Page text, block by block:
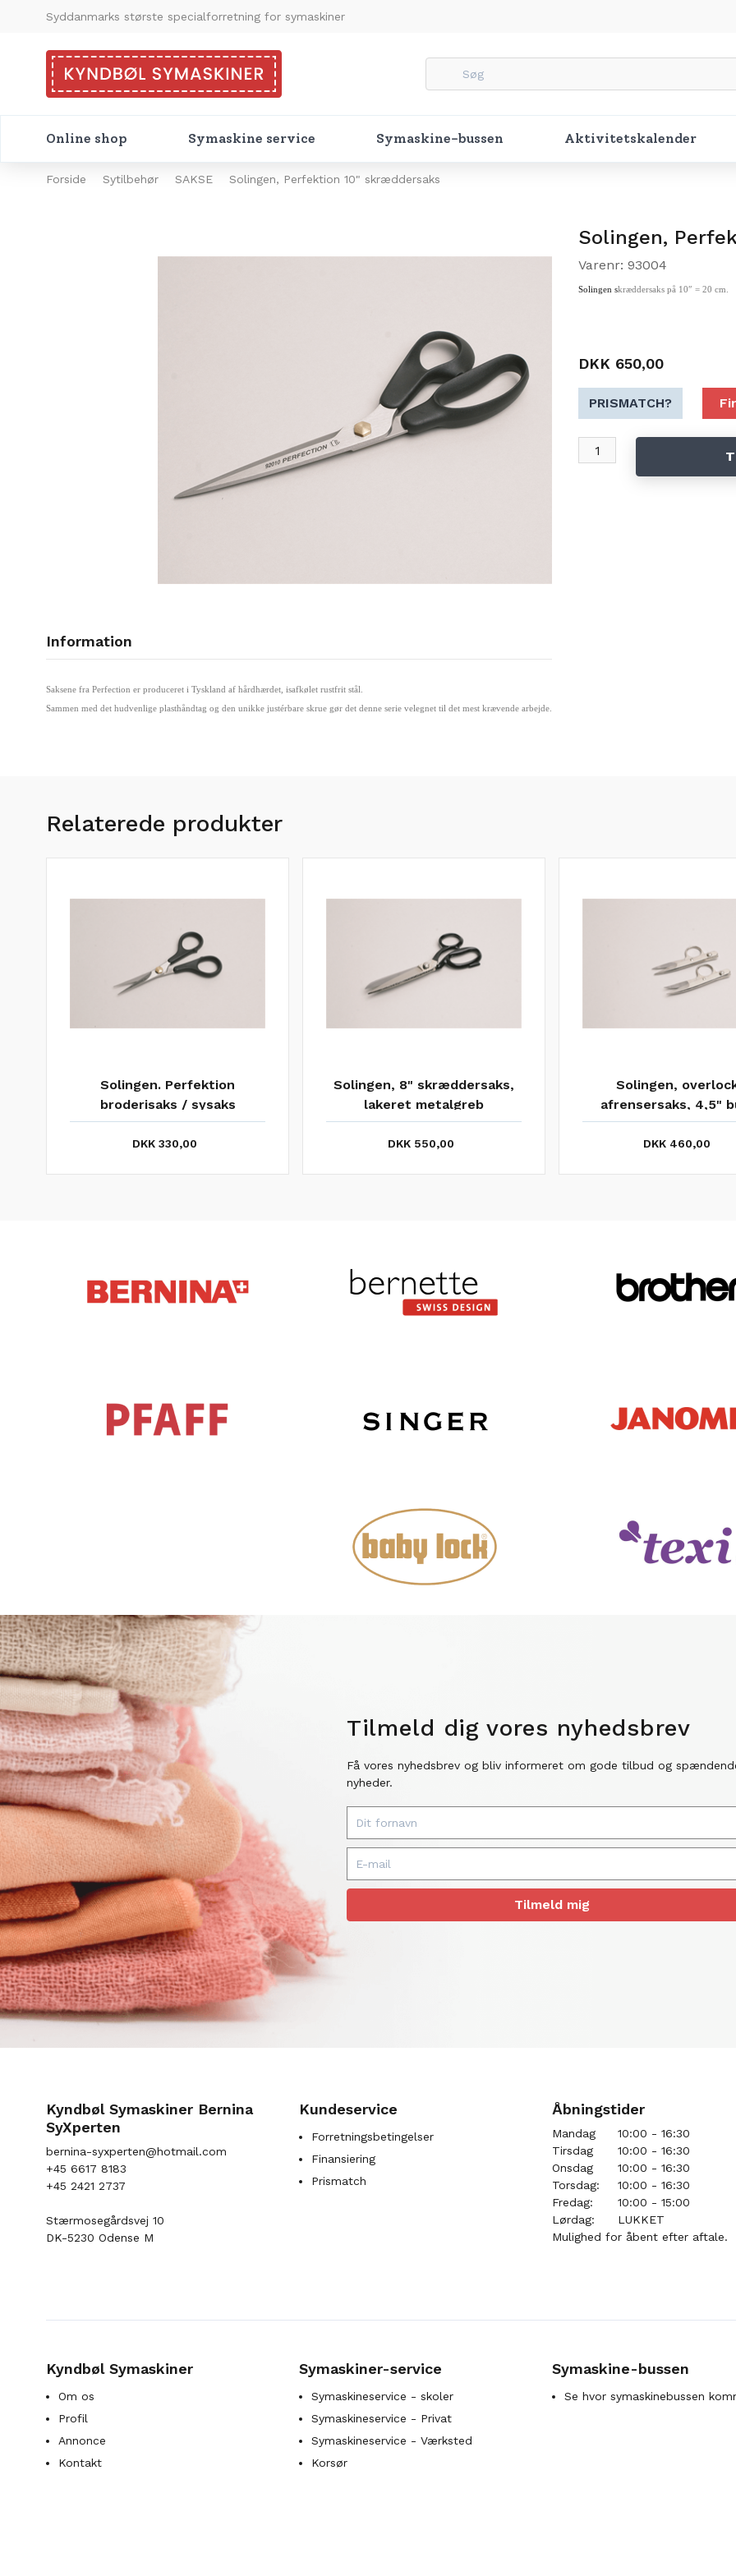
Syddanmarks største specialforretning for symaskiner
Online shop Symaskine service Symaskine-bussen Aktivitetskalender
Forside Sytilbehør SAKSE Solingen, Perfektion 10" skræddersaks
Solingen,
Varenr: 93004
Solingen skræddersaks på 10″ = 20 cm.
DKK 650,00
PRISMATCH?
Information
Saksene fra Perfection er produceret i Tyskland af hårdhærdet, isafkølet rustfrit stål.
Sammen med det hudvenlige plasthåndtag og den unikke justérbare skrue gør det denne serie velegnet til det mest krævende arbejde.
Relaterede produkter
Solingen. Perfektion
broderisaks / sysaks
DKK 330,00
Solingen, 8" skræddersaks,
lakeret metalgreb
DKK 550,00
Solingen,
afrensersaks, 4,5"
DKK 460,00
Tilmeld dig vores nyhedsbrev
Få vores nyhedsbrev og bliv informeret om gode tilbud og
nyheder.
Tilmeld mig
Kyndbøl Symaskiner Bernina
SyXperten
bernina-syxperten@hotmail.com
+45 6617 8183
+45 2421 2737
Stærmosegårdsvej 10
DK-5230 Odense M
Kundeservice
Forretningsbetingelser
Finansiering
Prismatch
Åbningstider
Mandag
10:00 - 16:30
Tirsdag
10:00 - 16:30
Onsdag
10:00 - 16:30
Torsdag:
10:00 - 16:30
Fredag:
10:00 - 15:00
Lørdag:
LUKKET
Mulighed for åbent efter aftale.
Kyndbøl Symaskiner
Om os
Profil
Annonce
Kontakt
Symaskiner-service
Symaskineservice - skoler
Symaskineservice - Privat
Symaskineservice - Værksted
Korsør
Symaskine-bussen
Se hvor symaskinebussen